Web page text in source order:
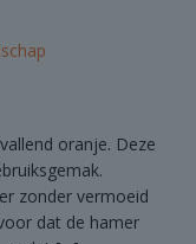
oranje. Deze
zonder vermoeid
dat de hamer